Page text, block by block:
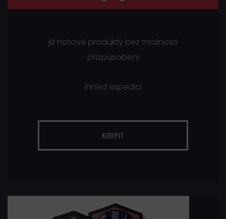
již hotové produkty bez možnosti
přizpůsobení
ihned expedici
KOUPIT